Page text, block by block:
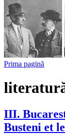
Prima pagină
III.
Busteni et